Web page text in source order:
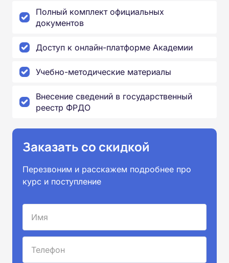
Полный комплект официальных
документов
Доступ к онлайн-платформе Академии
Учебно-методические материалы
Внесение сведений в государственный
реестр ФРДО
Заказать со скидкой
Перезвоним и расскажем подробнее про
курс и поступление